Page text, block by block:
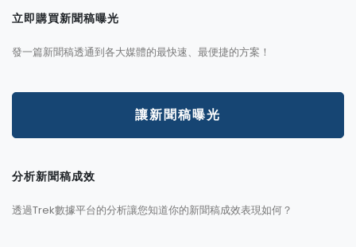
立即購買新聞稿曝光
發一篇新聞稿透通到各大媒體的最快速、最便捷的方案！
讓新聞稿曝光
分析新聞稿成效
透過Trek數據平台的分析讓您知道你的新聞稿成效表現如何？